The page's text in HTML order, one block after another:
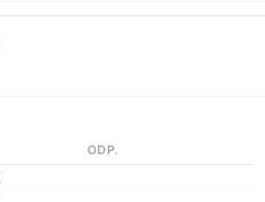
ODP.